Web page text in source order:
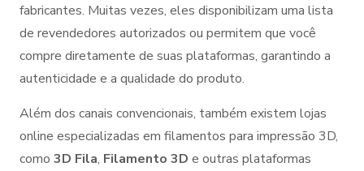
fabricantes. Muitas vezes, eles disponibilizam uma lista
de revendedores autorizados ou permitem que você
compre diretamente de suas plataformas, garantindo a
autenticidade e a qualidade do produto.
Além dos canais convencionais, também existem lojas
online especializadas em filamentos para impressão 3D,
como 3D Fila, Filamento 3D e outras plataformas